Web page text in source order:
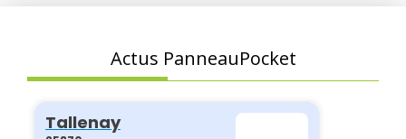
Actus PanneauPocket